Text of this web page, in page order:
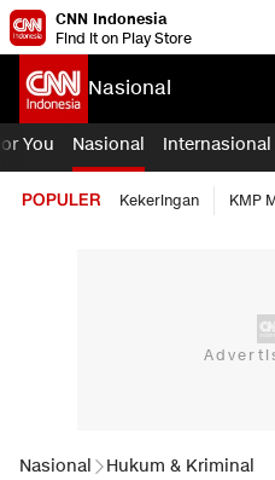
CNN Indonesia
Find it on Play Store
Nasional
You Nasional Internasional
POPULER Kekeringan KMP
Nasional Hukum & Kriminal